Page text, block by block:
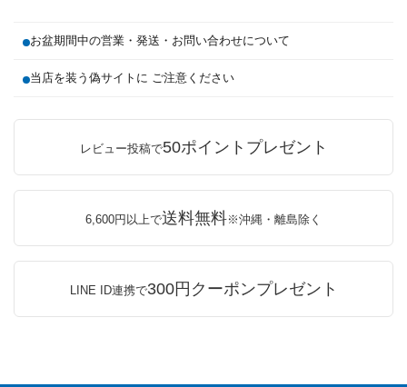
お盆期間中の営業・発送・お問い合わせについて
当店を装う偽サイトに ご注意ください
レビュー投稿で50ポイントプレゼント
6,600円以上で送料無料※沖縄・離島除く
LINE ID連携で300円クーポンプレゼント